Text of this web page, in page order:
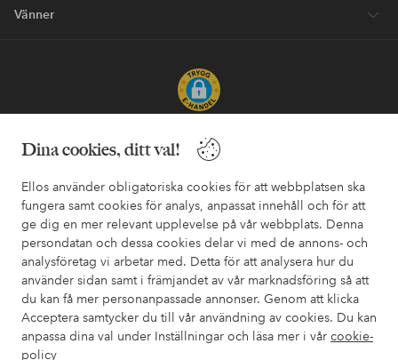
Dina cookies, ditt val!
Ellos använder obligatoriska cookies för att webbplatsen ska
fungera samt cookies för analys, anpassat innehåll och för att
ge dig en mer relevant upplevelse på vår webbplats. Denna
persondatan och dessa cookies delar vi med de annons- och
analysföretag vi arbetar med. Detta för att analysera hur du
använder sidan samt i främjandet av vår marknadsföring så att
du kan få mer personanpassade annonser. Genom att klicka
Acceptera samtycker du till vår användning av cookies. Du kan
anpassa dina val under Inställningar och läsa mer i vår cookie-
policy
Vänner
Säkra betalningar - Betala direkt eller dela upp
Vill du veta mer om
våra betalalternativ
elpy elpy
Sverige - Välj land
Facebook Instagram Pinterest Youtube